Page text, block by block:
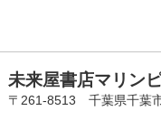
未来屋書店マリン
〒261-8513 千葉県千葉